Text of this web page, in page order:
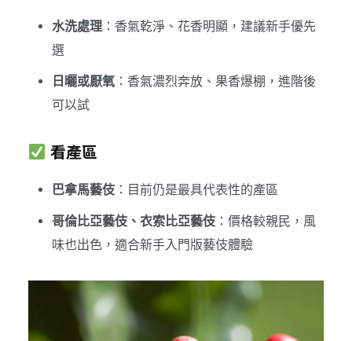
水洗處理：香氣乾淨、花香明顯，建議新手優先
選
日曬或厭氧：香氣濃烈奔放、果香爆棚，進階後
可以試
看產區
巴拿馬藝伎：目前仍是最具代表性的產區
哥倫比亞藝伎、衣索比亞藝伎：價格較親民，風
味也出色，適合新手入門版藝伎體驗